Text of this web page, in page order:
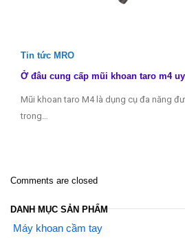
Tin tức MRO
Ở đâu cung cấp mũi khoan taro m4
Mũi khoan taro M4 là dụng cụ đa năng
trong…
Comments are closed
DANH MỤC SẢN PHẨM
Máy khoan cầm tay